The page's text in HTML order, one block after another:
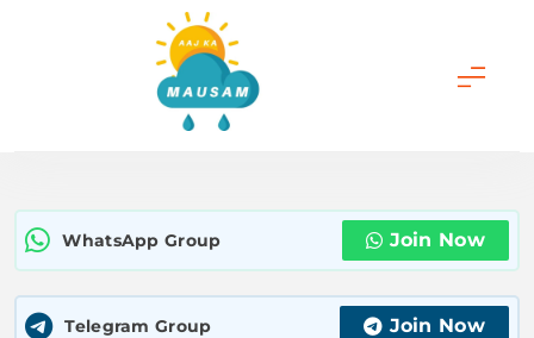
आज का मौसम | कल का
मौसम की जानकारी सबसे
पहले
WhatsApp Group Join Now
Telegram Group Join Now